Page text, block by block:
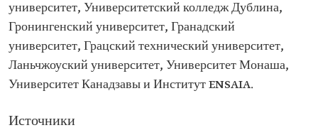
университет, Университетский колледж Дублина,
Гронингенский университет, Гранадский
университет, Грацский технический университет,
Ланьчжоуский университет, Университет Монаша,
Университет Канадзавы и Институт ENSAIA.
Источники